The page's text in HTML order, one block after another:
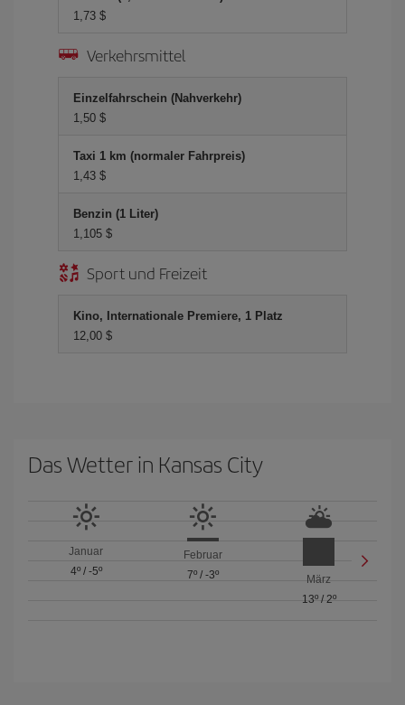
1,73 $
Verkehrsmittel
Einzelfahrschein (Nahverkehr)
1,50 $
Taxi 1 km (normaler Fahrpreis)
1,43 $
Benzin (1 Liter)
1,105 $
Sport und Freizeit
Kino, Internationale Premiere, 1 Platz
12,00 $
Das Wetter in Kansas City
Januar
4º/ -5º
Februar
7º/ -3º
März
13º/ 2º